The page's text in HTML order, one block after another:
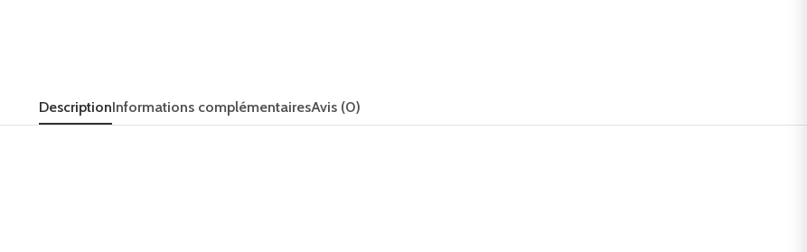
DescriptionInformations complémentairesAvis (0)